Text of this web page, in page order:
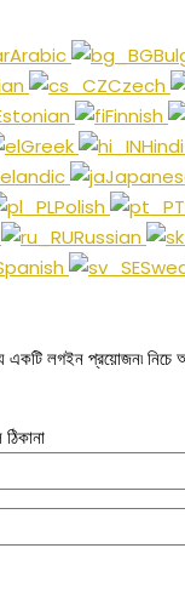
Arabic
Czech
Finnish
Greek
Hindi
Polish
Russian
লগইন প্রয়োজন৷ নিচে